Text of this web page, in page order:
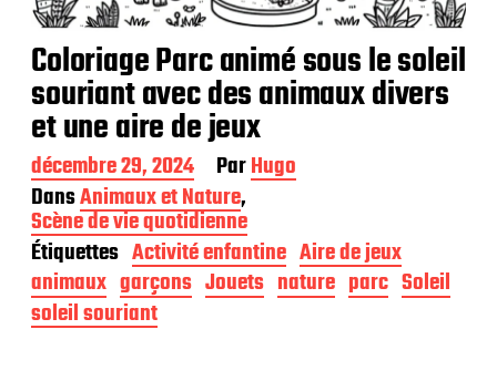
Coloriage Parc animé sous le soleil
souriant avec des animaux divers
et une aire de jeux
D
a
t
e
d
e
p
u
décembre 29, 2024 ParHugo
DansAnimaux et Nature,
Scène de vie quotidienne
Étiquettes Activité enfantine Aire de jeux
animaux garçons Jouets nature parc Soleil
soleil souriant